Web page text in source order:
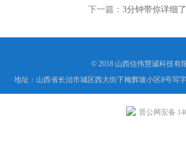
下一篇： 3分钟带你详细
© 2018 山西信伟慧诚科技有
地址：山西省长治市城区西大街下梅辉坡小区8号写
晋公网安备